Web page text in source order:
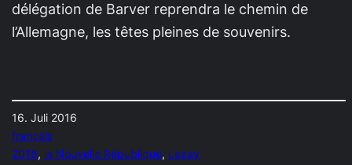
délégation de Barver reprendra le chemin de
l’Allemagne, les têtes pleines de souvenirs.
16. Juli 2016
français
2016, la Nouvelle République, Lezay